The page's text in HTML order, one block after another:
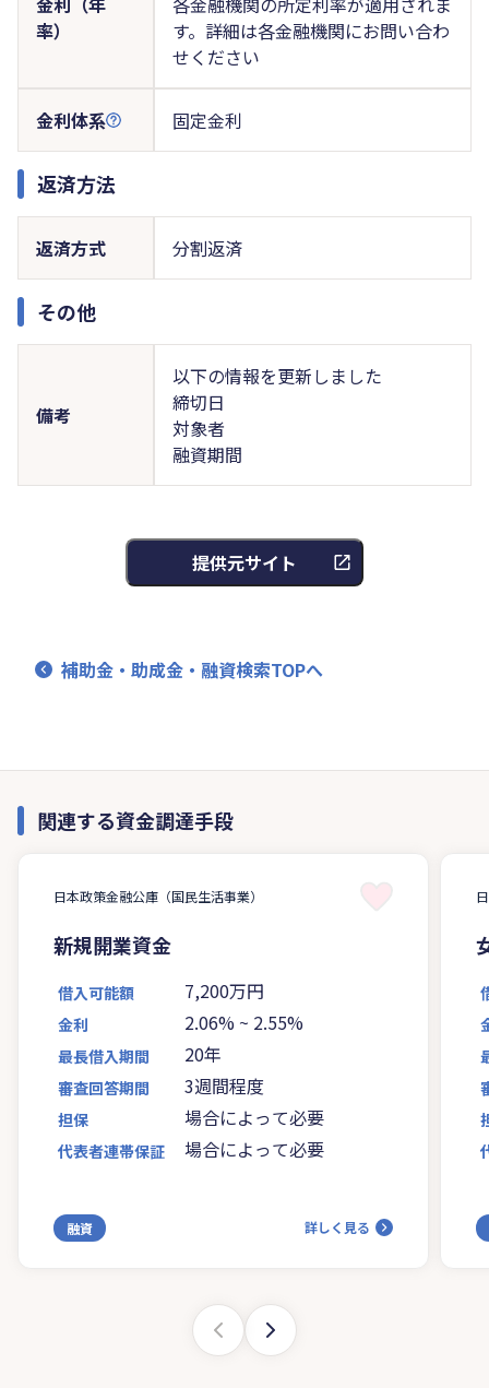
率）
す。詳細は各金融機関にお問い合わ
せください
金利体系 固定金利
返済方法
返済方式 分割返済
その他
備考
以下の情報を更新しました
締切日
対象者
融資期間
提供元サイト
補助金・助成金・融資検索TOPへ
関連する資金調達手段
日本政策金融公庫（国民生活事業）
新規開業資金
借入可能額 7,200万円
金利 2.06% ~ 2.55%
最長借入期間 20年
審査回答期間 3週間程度
担保 場合によって必要
代表者連帯保証 場合によって必要
融資 詳しく見る